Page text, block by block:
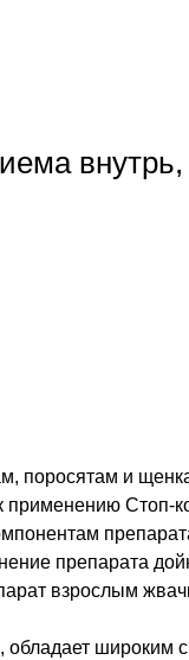
поросятам и
применению Стоп-
препарата
взрослым
широким